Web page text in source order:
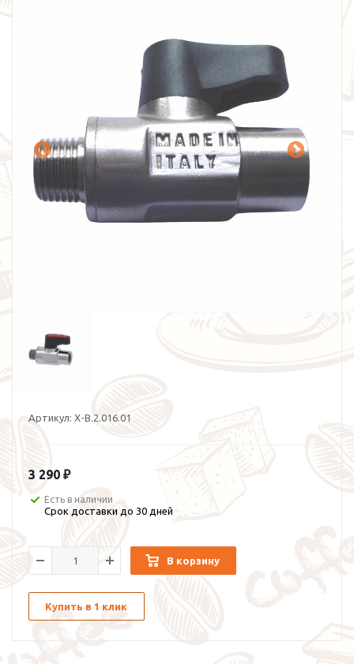
Артикул: X-B.2.016.01
3 290 ₽
Есть в наличии
Срок доставки до 30 дней
В корзину
Купить в 1 клик